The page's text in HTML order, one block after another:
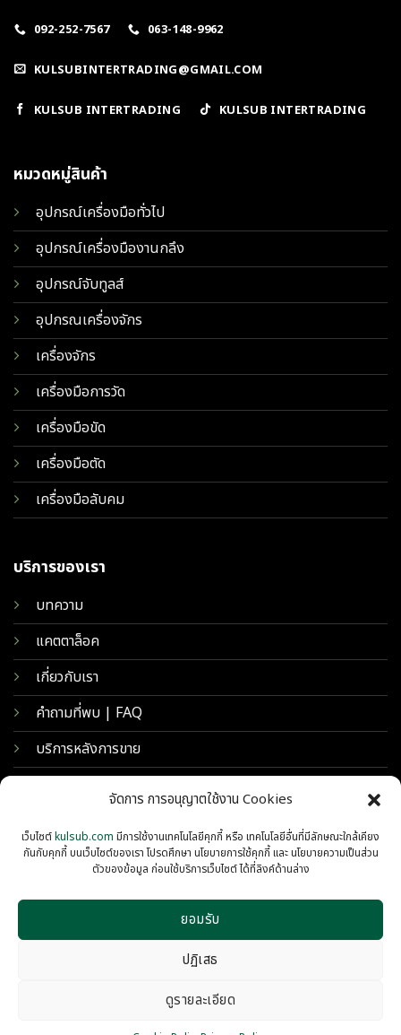
จัดการ การอนุญาตใช้งาน Cookies
เว็บไซต์kulsub.com มีการใช้งานเทคโนโลยีคุกกี้ หรือ เทคโนโลยีอื่นที่มีลักษณะใกล้เคียง
กันกับคุกกี้ บนเว็บไซต์ของเรา โปรดศึกษา นโยบายการใช้คุกกี้ และ นโยบายความเป็นส่วน
ตัวของข้อมูล ก่อนใช้บริการเว็บไซต์ ได้ที่ลิงค์ด้านล่าง
ยอมรับ
ปฏิเสธ
ดูรายละเอียด
092-252-7567 063-148-9962
KULSUBINTERTRADING@GMAIL.COM
KULSUB INTERTRADING KULSUB INTERTRADING
หมวดหมู่สินค้า
อุปกรณ์เครื่องมือทั่วไป
อุปกรณ์เครื่องมืองานกลึง
อุปกรณ์จับทูลส์
อุปกรณเครื่องจักร
เครื่องจักร
เครื่องมือการวัด
เครื่องมือขัด
เครื่องมือตัด
เครื่องมือลับคม
บริการของเรา
บทความ
แคตตาล็อค
เกี่ยวกับเรา
คำถามที่พบ | FAQ
บริการหลังการขาย
© 2026 KULSUB INTERTRADING
PRIVACY COOKIES